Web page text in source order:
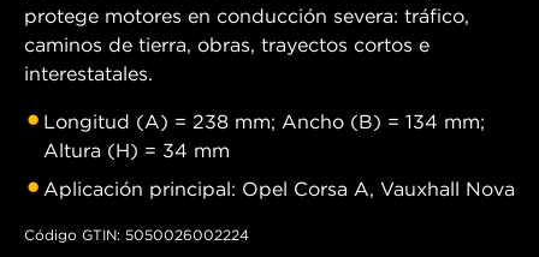
protege motores en conducción severa: tráfico,
caminos de tierra, obras, trayectos cortos e
interestatales.
Longitud (A) = 238 mm; Ancho (B) = 134 mm;
Altura (H) = 34 mm
Aplicación principal: Opel Corsa A, Vauxhall Nova
Código GTIN: 5050026002224